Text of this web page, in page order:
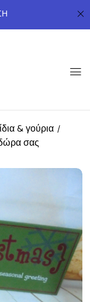
& γούρια
δώρα σας